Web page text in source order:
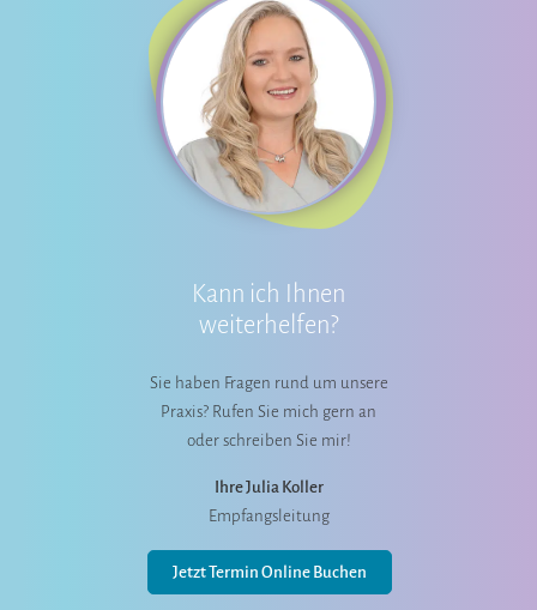
Kann ich Ihnen
weiterhelfen?
Sie haben Fragen rund um unsere
Praxis? Rufen Sie mich gern an
oder schreiben Sie mir!
Ihre Julia Koller
Empfangsleitung
Jetzt Termin Online Buchen